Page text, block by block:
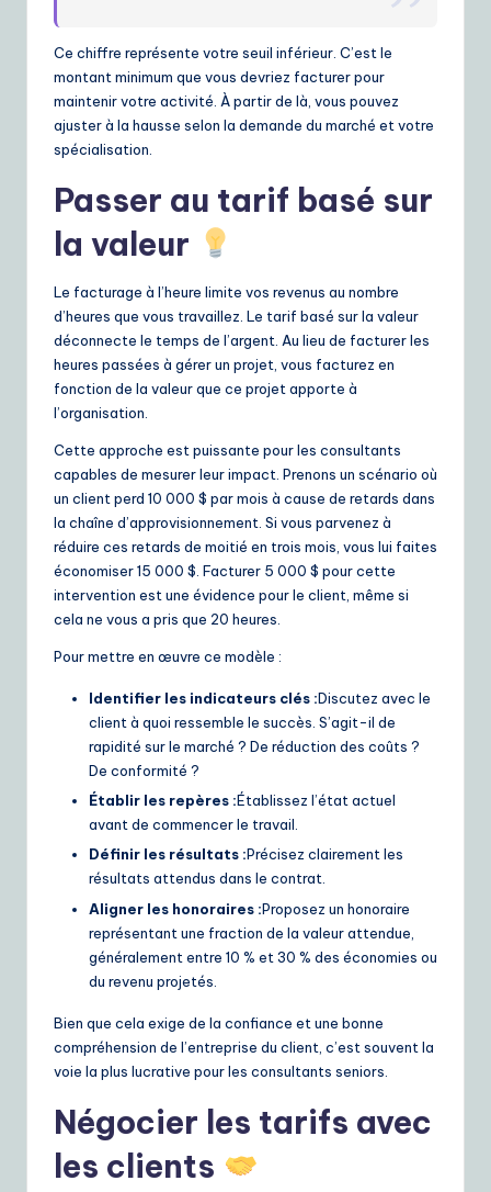
Ce chiffre représente votre seuil inférieur. C’est le
montant minimum que vous devriez facturer pour
maintenir votre activité. À partir de là, vous pouvez
ajuster à la hausse selon la demande du marché et votre
spécialisation.
Passer au tarif basé sur
la valeur
Le facturage à l’heure limite vos revenus au nombre
d’heures que vous travaillez. Le tarif basé sur la valeur
déconnecte le temps de l’argent. Au lieu de facturer les
heures passées à gérer un projet, vous facturez en
fonction de la valeur que ce projet apporte à
l’organisation.
Cette approche est puissante pour les consultants
capables de mesurer leur impact. Prenons un scénario où
un client perd 10 000 $ par mois à cause de retards dans
la chaîne d’approvisionnement. Si vous parvenez à
réduire ces retards de moitié en trois mois, vous lui faites
économiser 15 000 $. Facturer 5 000 $ pour cette
intervention est une évidence pour le client, même si
cela ne vous a pris que 20 heures.
Pour mettre en œuvre ce modèle :
Identifier les indicateurs clés :Discutez avec le
client à quoi ressemble le succès. S’agit-il de
rapidité sur le marché ? De réduction des coûts ?
De conformité ?
Établir les repères :Établissez l’état actuel
avant de commencer le travail.
Définir les résultats :Précisez clairement les
résultats attendus dans le contrat.
Aligner les honoraires :Proposez un honoraire
représentant une fraction de la valeur attendue,
généralement entre 10 % et 30 % des économies ou
du revenu projetés.
Bien que cela exige de la confiance et une bonne
compréhension de l’entreprise du client, c’est souvent la
voie la plus lucrative pour les consultants seniors.
Négocier les tarifs avec
les clients